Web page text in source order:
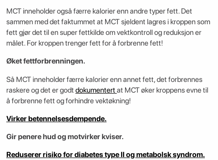
MCT inneholder også færre kalorier enn andre typer fett. Det
sammen med det faktummet at MCT sjeldent lagres i kroppen som
fett gjør det til en super fettkilde om vektkontroll og reduksjon er
målet. For kroppen trenger fett for å forbrenne fett!
Øket fettforbrenningen.
Så MCT inneholder færre kalorier enn annet fett, det forbrennes
raskere og det er godt dokumentert at MCT øker kroppens evne til
å forbrenne fett og forhindre vektøkning!
Virker betennelsesdempende.
Gir penere hud og motvirker kviser.
Reduserer risiko for diabetes type II og metabolsk syndrom.